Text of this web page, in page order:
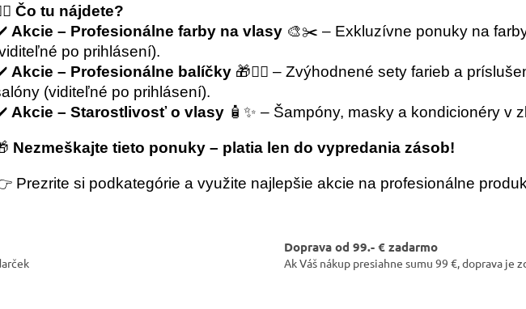
r
k
y
ý
p
s
Čo tu nájdete?
Akcie – Profesionálne farby na vlasy 🎨✂️ – Exkluzívne ponuky na
po prihlásení).
Akcie – Profesionálne balíčky 🎁💇‍♀️ – Zvýhodnené sety farieb a
(viditeľné po prihlásení).
Akcie – Starostlivosť o vlasy 🧴✨ – Šampóny, masky a kondicionéry v
Nezmeškajte tieto ponuky – platia len do vypredania zásob!
Prezrite si podkategórie a využite najlepšie akcie na profesionálne
Doprava od 99.- € zadarmo
Ak Váš nákup presiahne sumu 99 €, doprava je